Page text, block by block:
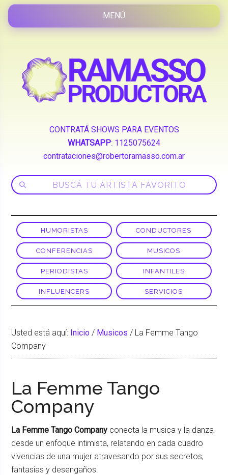
CONTRATÁ SHOWS PARA EVENTOS
WHATSAPP: 1125075624
contrataciones@robertoramasso.com.ar
HUMORISTAS CONDUCTORES
CONFERENCIAS MUSICOS
PERIODISTAS INFANTILES
INFLUENCERS SERVICIOS
Usted está aquí: Inicio / Musicos / La Femme Tango
Company
La Femme Tango
Company
La Femme Tango Company conecta la musica y la danza
desde un enfoque intimista, relatando en cada cuadro
vivencias de una mujer atravesando por sus secretos,
fantasias y desengaños.